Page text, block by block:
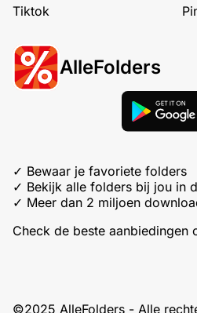
Tiktok
AlleFolders
✓ Bewaar je favoriete folders
✓ Bekijk alle folders bij jou in
✓ Meer dan 2 miljoen
Check de beste aanbiedingen
©2025 AlleFolders - Alle